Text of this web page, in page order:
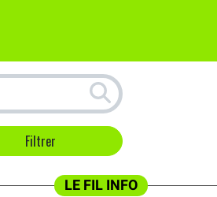
LE FIL INFO